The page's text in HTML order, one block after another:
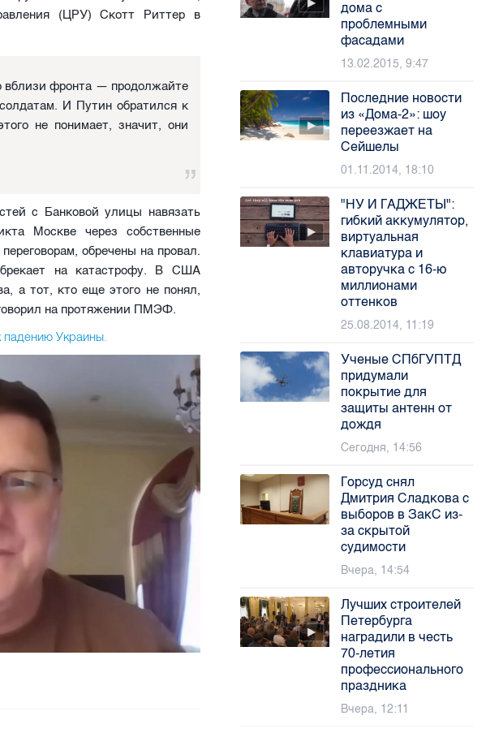
(ЦРУ) Скотт Риттер в
вблизи фронта — продолжайте
И Путин обратился к
не понимает, значит, они
с Банковой улицы навязать
Москве через собственные
обречены на провал.
на катастрофу. В США
а тот, кто еще этого не понял,
на протяжении ПМЭФ.
падению Украины.
дома с
проблемными
фасадами
13.02.2015, 9:47
Последние новости
из «Дома-2»: шоу
переезжает на
Сейшелы
01.11.2014, 18:10
"НУ И ГАДЖЕТЫ":
гибкий аккумулятор,
виртуальная
клавиатура и
авторучка с 16-ю
миллионами
оттенков
25.08.2014, 11:19
Ученые СПбГУПТД
придумали
покрытие для
защиты антенн от
дождя
Сегодня, 14:56
Горсуд снял
Дмитрия Сладкова с
выборов в ЗакС из-
за скрытой
судимости
Вчера, 14:54
Лучших строителей
Петербурга
наградили в честь
70-летия
профессионального
праздника
Вчера, 12:11